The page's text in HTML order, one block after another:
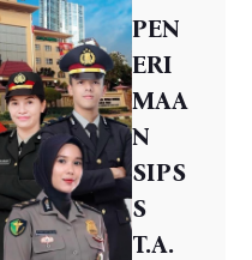
PEN
ERI
MAA
N
SIPS
S
T.A.